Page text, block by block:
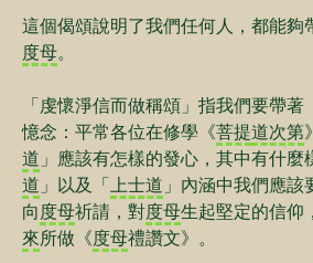
這個偈頌說明了我們任何人，都能夠
度母。
「虔懷淨信而做稱頌」指我們要帶
憶念：平常各位在修學《菩提道次第
道 」應該有怎樣的發心，其中有什麼
道 」以及「上士道 」內涵中我們應
向度母祈請，對度母生起堅定的信仰
來所做《度母禮讚文》。